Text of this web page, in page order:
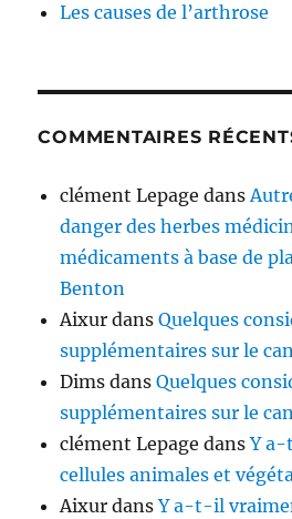
Les causes de l’arthrose
COMMENTAIRES
clément Lepage dans
danger des herbes
médicaments à base de
Benton
Aixur dansQuelques
supplémentaires sur le
Dims dansQuelques
supplémentaires sur le
clément Lepage dansY
cellules animales et
Aixur dansY a-t-il